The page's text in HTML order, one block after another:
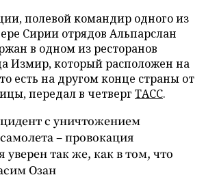
полевой командир одного из
Сирии отрядов Альпарслан
в одном из ресторанов
Измир, который расположен на
есть на другом конце страны от
передал в четверг ТАСС.
с уничтожением
– провокация
уверен так же, как в том, что
Озан